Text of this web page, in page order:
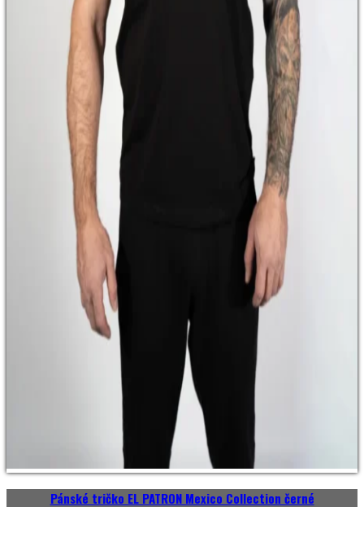
Pánské tričko EL PATRON Mexico Collection černé